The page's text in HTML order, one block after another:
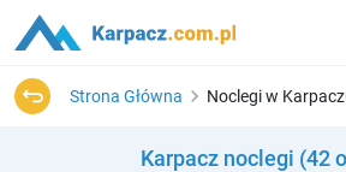
Strona Główna Noclegi w
Karpacz noclegi (42